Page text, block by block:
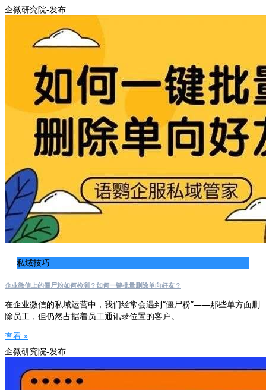
企微研究院-发布
私域技巧
企业微信上的僵尸粉如何检测？如何一键批量删除单向好友？
在企业微信的私域运营中，我们经常会遇到“僵尸粉”——那些单方面删
除员工，但仍然占据着员工通讯录位置的客户。
查看 »
企微研究院-发布